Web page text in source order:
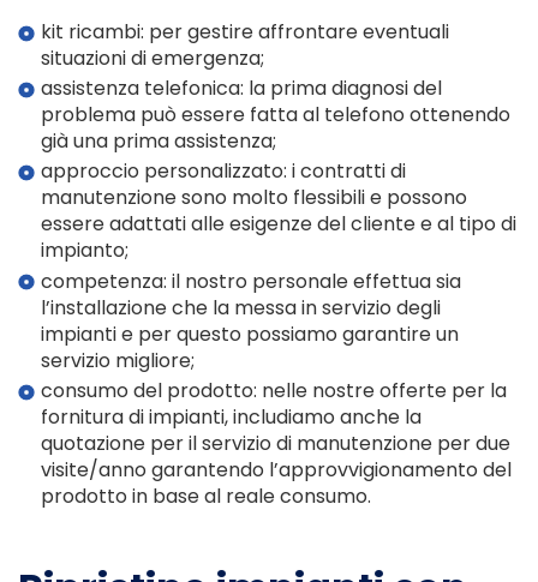
kit ricambi: per gestire affrontare eventuali
situazioni di emergenza;
assistenza telefonica: la prima diagnosi del
problema può essere fatta al telefono ottenendo
già una prima assistenza;
approccio personalizzato: i contratti di
manutenzione sono molto flessibili e possono
essere adattati alle esigenze del cliente e al tipo di
impianto;
competenza: il nostro personale effettua sia
l’installazione che la messa in servizio degli
impianti e per questo possiamo garantire un
servizio migliore;
consumo del prodotto: nelle nostre offerte per la
fornitura di impianti, includiamo anche la
quotazione per il servizio di manutenzione per due
visite/anno garantendo l’approvvigionamento del
prodotto in base al reale consumo.